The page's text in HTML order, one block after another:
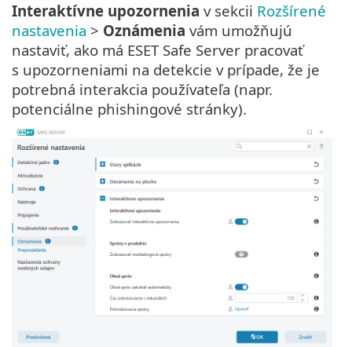
Interaktívne upozornenia v sekcii Rozšírené
nastavenia > Oznámenia vám umožňujú
nastaviť, ako má ESET Safe Server pracovať
s upozorneniami na detekcie v prípade, že je
potrebná interakcia používateľa (napr.
potenciálne phishingové stránky).